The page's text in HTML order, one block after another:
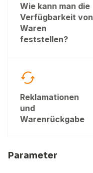
Wie kann man die
Verfügbarkeit von
Waren
feststellen?
Reklamationen
und
Warenrückgabe
Parameter